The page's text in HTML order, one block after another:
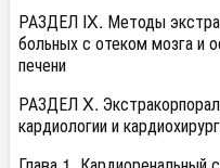
РАЗДЕЛ IX. Методы
больных с отеком мозга и
печени
РАЗДЕЛ X.
кардиологии и